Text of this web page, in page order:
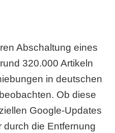
Abschaltung eines
320.000 Artikeln
in deutschen
Ob diese
Google-Updates
durch die Entfernung